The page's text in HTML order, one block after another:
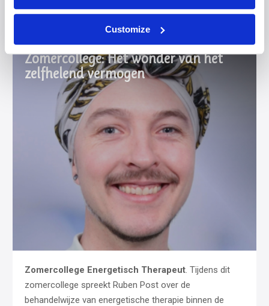
Customize
Zomercollege: Het wonder van het
zelfhelend vermogen
Zomercollege Energetisch Therapeut. Tijdens dit
zomercollege spreekt Ruben Post over de
behandelwijze van energetische therapie binnen de